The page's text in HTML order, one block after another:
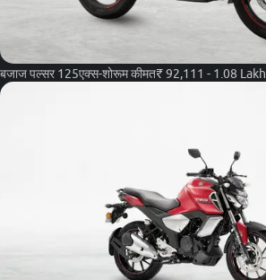
बजाज पल्सर 125एक्स-शोरूम कीमत₹ 92,111 - 1.08 Lakh